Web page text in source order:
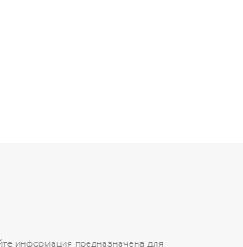
информация предназначена для